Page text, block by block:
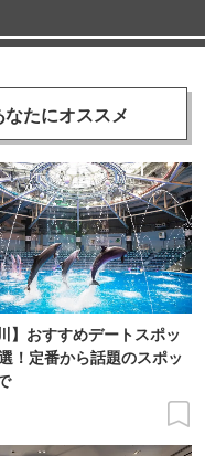
なたにオススメ
】おすすめデートスポッ
！定番から話題のスポッ